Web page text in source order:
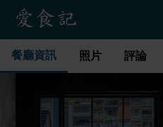
餐廳資訊 照片 評論